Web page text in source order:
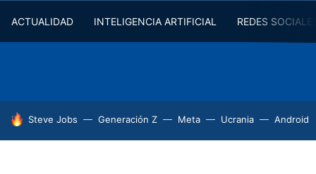
ACTUALIDAD INTELIGENCIA ARTIFICIAL REDES
HOY SE HABLA DE
Steve Jobs Generación Z Meta Ucrania Android